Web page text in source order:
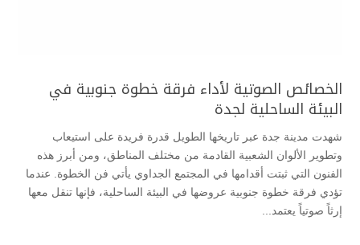
الخصائص الصوتية لأداء فرقة خطوة جنوبية في
البيئة الساحلية لجدة
شهدت مدينة جدة عبر تاريخها الطويل قدرة فريدة على استيعاب
وتطوير الألوان الشعبية القادمة من مختلف المناطق، ومن أبرز هذه
الفنون التي ثبتت أقدامها في المجتمع الجداوي يأتي فن الخطوة. عندما
تؤدي فرقة خطوة جنوبية عروضها في البيئة الساحلية، فإنها تنقل معها
إرثاً صوتياً يعتمد...